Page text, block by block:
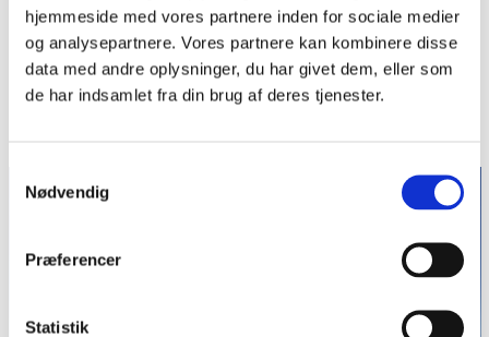
hjemmeside med vores partnere inden for sociale medier
og analysepartnere. Vores partnere kan kombinere disse
data med andre oplysninger, du har givet dem, eller som
de har indsamlet fra din brug af deres tjenester.
Nødvendig
Præferencer
Statistik
Litteratur: H.V. Gregersen: Det middelalderlige kollegiatkapitel
i Haderslev og dets embedsområde, Barved syssels provsti,
Sønderjysk Årbog1985. C.I. Scharling m.fl. (red.):Ribe